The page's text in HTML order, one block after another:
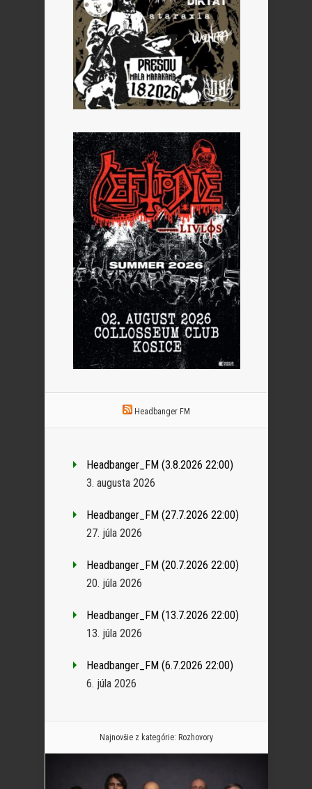
Headbanger FM
Headbanger_FM (3.8.2026 22:00)
3. augusta 2026
Headbanger_FM (27.7.2026 22:00)
27. júla 2026
Headbanger_FM (20.7.2026 22:00)
20. júla 2026
Headbanger_FM (13.7.2026 22:00)
13. júla 2026
Headbanger_FM (6.7.2026 22:00)
6. júla 2026
Najnovšie z kategórie: Rozhovory